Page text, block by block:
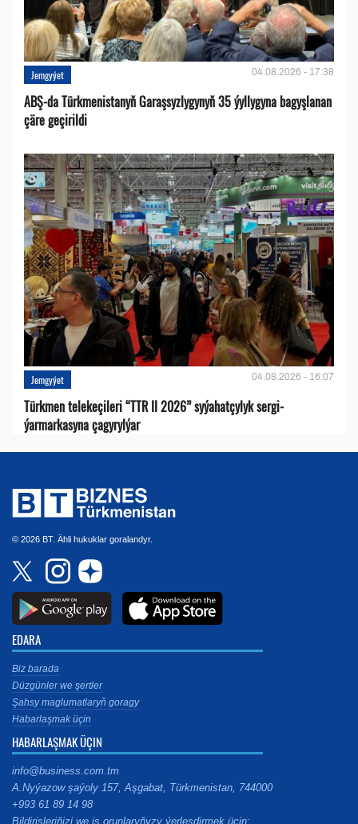
Jemgyýet 04.08.2026 - 17:38
ABŞ-da Türkmenistanyň Garaşsyzlygynyň 35 ýyllygyna bagyşlanan
çäre geçirildi
Jemgyýet 04.08.2026 - 16:07
Türkmen telekeçileri “TTR II 2026” syýahatçylyk sergi-
ýarmarkasyna çagyrylýar
© 2026 BT. Ähli hukuklar goralandyr.
EDARA
Biz barada
Düzgünler we şertler
Şahsy maglumatlaryň goragy
Habarlaşmak üçin
HABARLAŞMAK ÜÇIN
info@business.com.tm
A.Nyýazow şaýoly 157, Aşgabat, Türkmenistan, 744000
+993 61 89 14 98
Bildirişleriňizi we iş orunlaryňyzy ýerleşdirmek üçin: